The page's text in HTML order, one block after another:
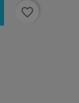
favorite_border